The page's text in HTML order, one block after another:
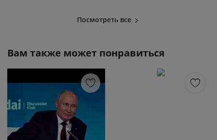
Посмотреть все
Вам также может понравиться